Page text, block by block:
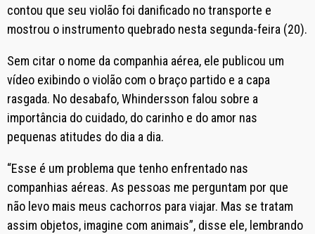
contou que seu violão foi danificado no transporte e
mostrou o instrumento quebrado nesta segunda-feira (20).
Sem citar o nome da companhia aérea, ele publicou um
vídeo exibindo o violão com o braço partido e a capa
rasgada. No desabafo, Whindersson falou sobre a
importância do cuidado, do carinho e do amor nas
pequenas atitudes do dia a dia.
“Esse é um problema que tenho enfrentado nas
companhias aéreas. As pessoas me perguntam por que
não levo mais meus cachorros para viajar. Mas se tratam
assim objetos, imagine com animais”, disse ele, lembrando